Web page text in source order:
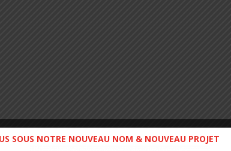
SOUS NOTRE NOUVEAU NOM & NOUVEAU PROJET